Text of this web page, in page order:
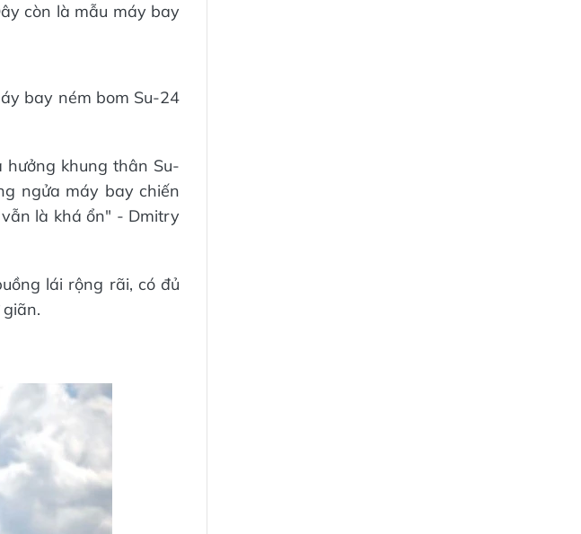
còn là mẫu máy bay
bay ném bom Su-24
khung thân Su-
ngửa máy bay chiến
là khá ổn" - Dmitry
lái rộng rãi, có đủ